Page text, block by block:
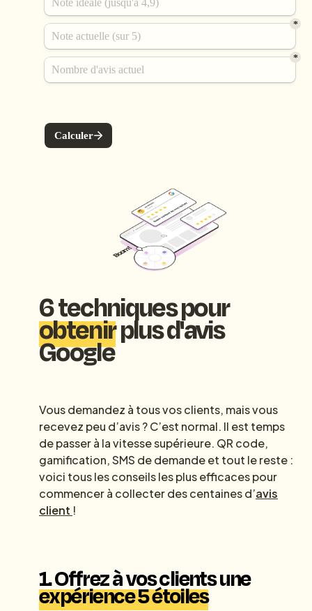
6 techniques pour
obtenirplus d'avis
Google
Vous demandez à tous vos clients, mais vous
recevez peu d’avis ? C’est normal. Il est temps
de passer à la vitesse supérieure. QR code,
gamification, SMS de demande et tout le reste :
voici tous les conseils les plus efficaces pour
commencer à collecter des centaines d’avis
client !
1.Offrez à vos clients une
expérience 5 étoiles